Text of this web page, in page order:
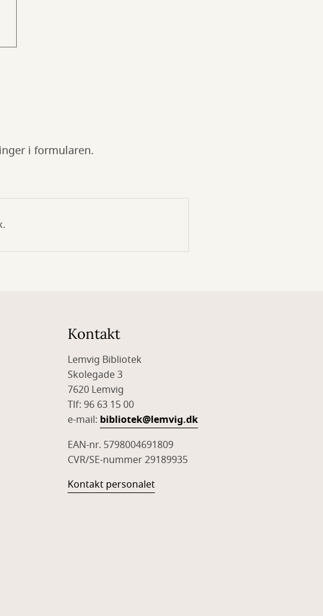
i formularen.
Kontakt
Lemvig Bibliotek
Skolegade 3
7620 Lemvig
Tlf: 96 63 15 00
e-mail: bibliotek@lemvig.dk
EAN-nr. 5798004691809
CVR/SE-nummer 29189935
Kontakt personalet